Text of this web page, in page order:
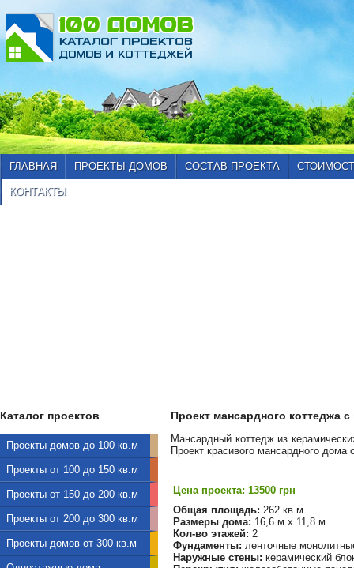
ГЛАВНАЯ ПРОЕКТЫ ДОМОВ СОСТАВ ПРОЕКТА
КОНТАКТЫ
Каталог проектов
Проекты домов до 100 кв.м
Проекты от 100 до 150 кв.м
Проекты от 150 до 200 кв.м
Проекты от 200 до 300 кв.м
Проекты домов от 300 кв.м
Проект мансардного коттеджа
Мансардный коттедж из
Проект красивого мансардного
Цена проекта: 13500 грн
Общая площадь: 262 кв.м
Размеры дома: 16,6 м х 11,8 м
Кол-во этажей: 2
Фундаменты: ленточные
Наружные стены: керамический